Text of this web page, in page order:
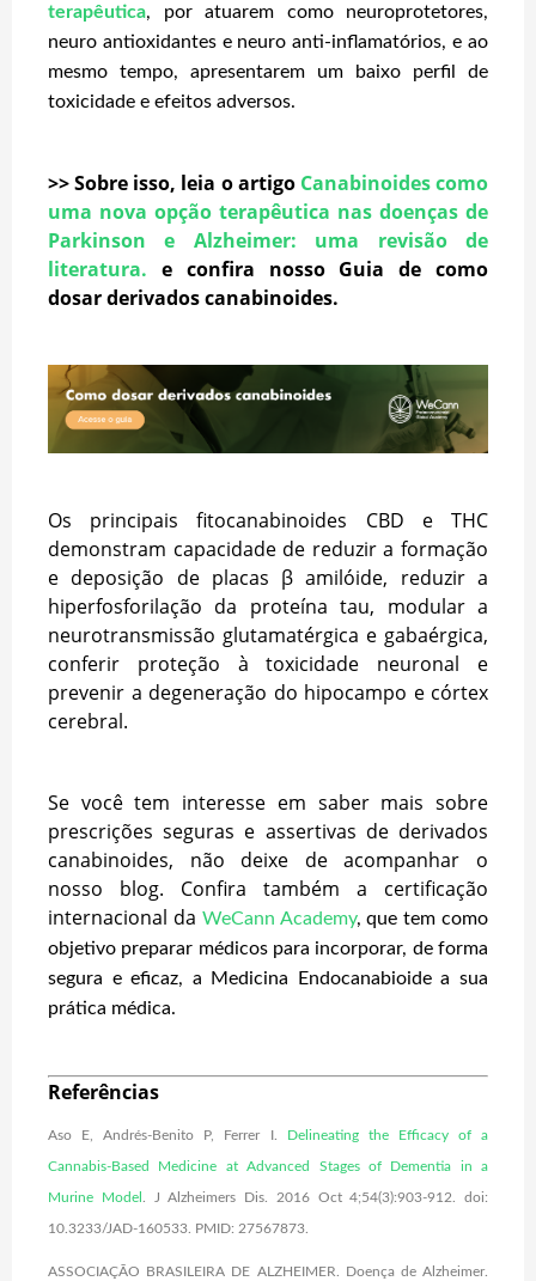
terapêutica, por atuarem como neuroprotetores,
neuro antioxidantes e neuro anti-inflamatórios, e ao
mesmo tempo, apresentarem um baixo perfil de
toxicidade e efeitos adversos.
>> Sobre isso, leia o artigo Canabinoides como
uma nova opção terapêutica nas doenças de
Parkinson e Alzheimer: uma revisão de
literatura. e confira nosso Guia de como
dosar derivados canabinoides.
Os principais fitocanabinoides CBD e THC
demonstram capacidade de reduzir a formação
e deposição de placas β amilóide, reduzir a
hiperfosforilação da proteína tau, modular a
neurotransmissão glutamatérgica e gabaérgica,
conferir proteção à toxicidade neuronal e
prevenir a degeneração do hipocampo e córtex
cerebral.
Se você tem interesse em saber mais sobre
prescrições seguras e assertivas de derivados
canabinoides, não deixe de acompanhar o
nosso blog. Confira também a certificação
internacional da WeCann Academy, que tem como
objetivo preparar médicos para incorporar, de forma
segura e eficaz, a Medicina Endocanabioide a sua
prática médica.
Referências
Aso E, Andrés-Benito P, Ferrer I. Delineating the Efficacy of a
Cannabis-Based Medicine at Advanced Stages of Dementia in a
Murine Model . J Alzheimers Dis. 2016 Oct 4;54(3):903-912. doi:
10.3233/JAD-160533. PMID: 27567873.
ASSOCIAÇÃO BRASILEIRA DE ALZHEIMER. Doença de Alzheimer.